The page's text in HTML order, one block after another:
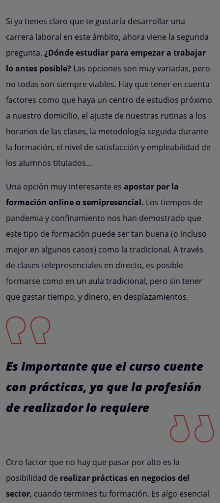
Si ya tienes claro que te gustaría desarrollar una
carrera laboral en este ámbito, ahora viene la segunda
pregunta. ¿Dónde estudiar para empezar a trabajar
lo antes posible? Las opciones son muy variadas, pero
no todas son siempre viables. Hay que tener en cuenta
factores como que haya un centro de estudios próximo
a nuestro domicilio, el ajuste de nuestras rutinas a los
horarios de las clases, la metodología seguida durante
la formación, el nivel de satisfacción y empleabilidad de
los alumnos titulados…
Una opción muy interesante es apostar por la
formación online o semipresencial. Los tiempos de
pandemia y confinamiento nos han demostrado que
este tipo de formación puede ser tan buena (o incluso
mejor en algunos casos) como la tradicional. A través
de clases telepresenciales en directo, es posible
formarse como en un aula tradicional, pero sin tener
que gastar tiempo, y dinero, en desplazamientos.
Es importante que el curso cuente
con prácticas, ya que la profesión
de realizador lo requiere
Otro factor que no hay que pasar por alto es la
posibilidad de realizar prácticas en negocios del
sector, cuando termines tu formación. Es algo esencial